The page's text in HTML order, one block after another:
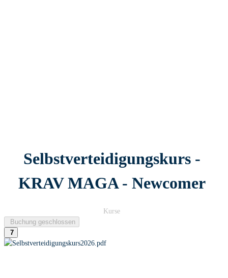
Selbstverteidigungskurs -
KRAV MAGA - Newcomer
Kurse
Buchung geschlossen
7